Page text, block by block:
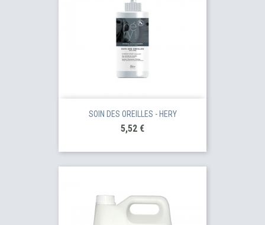
SOIN DES OREILLES - HERY
Prix
5,52 €